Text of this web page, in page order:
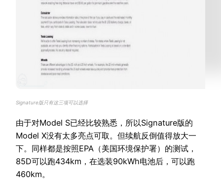
Signature版只有这三项可以选择
由于对Model S已经比较熟悉，所以Signature版的
Model X没有太多亮点可取。但续航反倒值得放大一
下。同样都是按照EPA（美国环境保护署）的测试，
85D可以跑434km，在选装90kWh电池后，可以跑
460km。